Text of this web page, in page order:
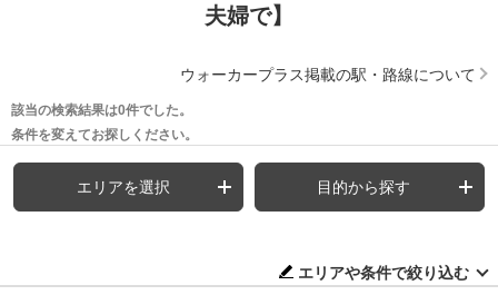
夫婦で】
ウォーカープラス掲載の駅・路線について
該当の検索結果は0件でした。
条件を変えてお探しください。
エリアを選択 目的から探す
エリアや条件で絞り込む